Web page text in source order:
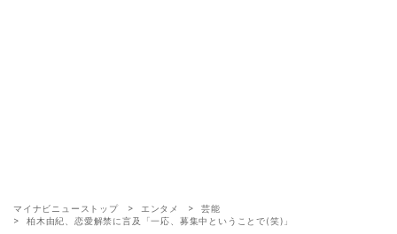
マイナビニューストップ エンタメ
芸能
柏木由紀、恋愛解禁に言及「一応、募集中ということで(笑)」